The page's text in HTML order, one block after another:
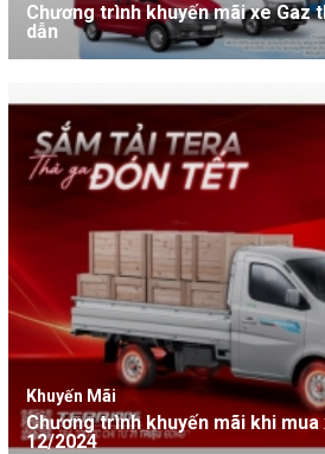
Chương trình khuyến mãi xe Gaz
dẫn
Khuyến Mãi
Chương trình khuyến mãi khi
12/2024